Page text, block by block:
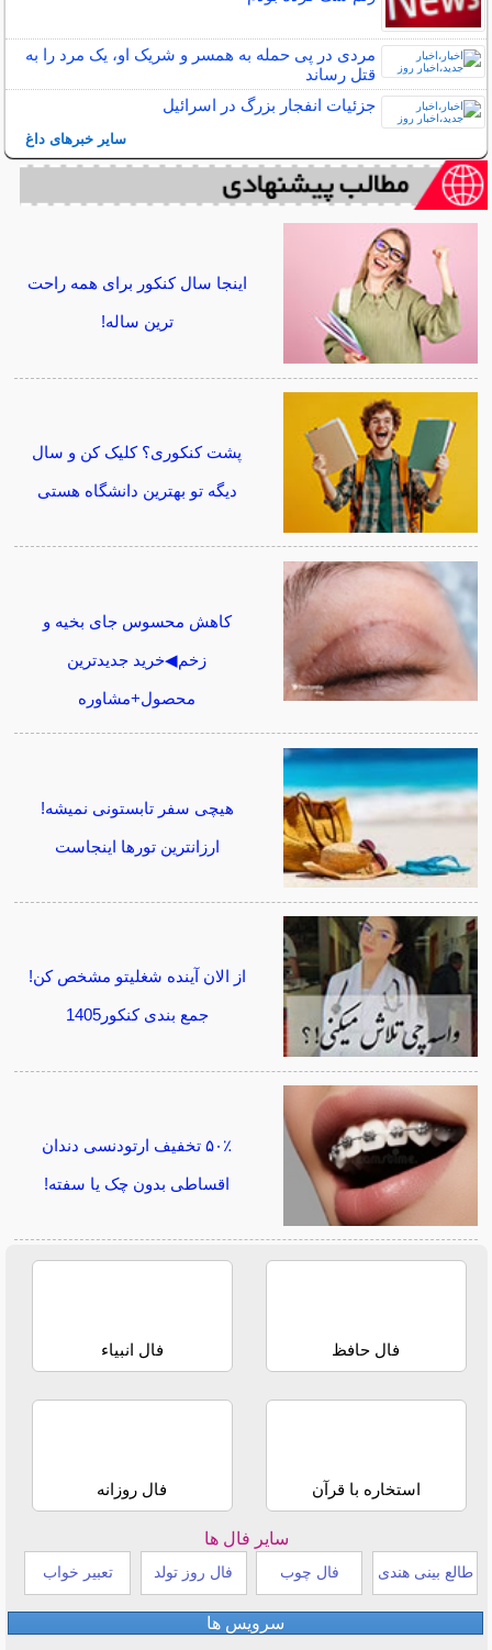
مردی در پی حمله به همسر و شریک او، یک مرد را به
قتل رساند
جزئیات انفجار بزرگ در اسرائیل
سایر خبرهای داغ
اینجا سال کنکور برای همه راحت
ترین ساله!
پشت کنکوری؟ کلیک کن و سال
دیگه تو بهترین دانشگاه هستی
کاهش محسوس جای بخیه و
زخم◀خرید جدیدترین
محصول+مشاوره
هیچی سفر تابستونی نمیشه!
ارزانترین تورها اینجاست
از الان آینده شغلیتو مشخص کن!
جمع بندی کنکور1405
۵۰٪ تخفیف ارتودنسی دندان
اقساطی بدون چک یا سفته!
فال حافظ فال انبیاء
استخاره با قرآن فال روزانه
سایر فال ها
طالع بینی هندی فال چوب فال روز تولد تعبیر خواب
سرویس ها